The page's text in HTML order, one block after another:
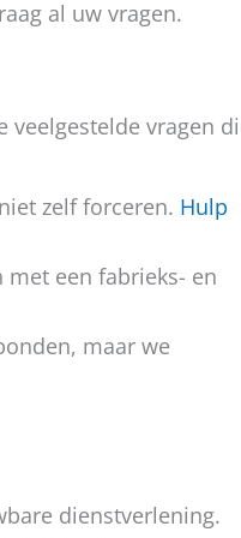
al uw vragen.
veelgestelde vragen
zelf forceren. Hulp
een fabrieks- en
maar we
dienstverlening.